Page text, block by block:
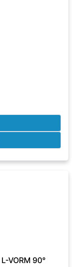
VORM 90°